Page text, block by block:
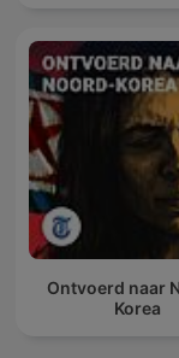
Ontvoerd naar
Korea